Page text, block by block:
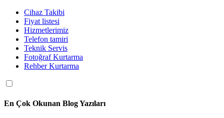
Cihaz Takibi
Fiyat listesi
Hizmetlerimiz
Telefon tamiri
Teknik Servis
Fotoğraf Kurtarma
Rehber Kurtarma
En Çok Okunan Blog Yazıları